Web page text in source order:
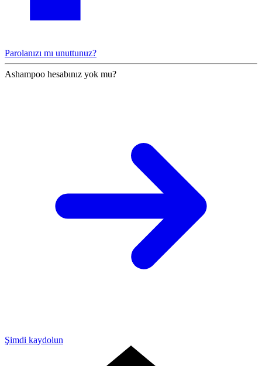
Parolanızı mı unuttunuz?
Ashampoo hesabınız yok mu?
Şimdi kaydolun